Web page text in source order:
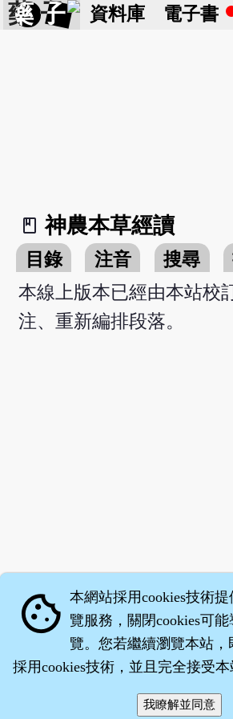
藥 子 資料庫 電子書
book_2
神農本草經讀
目錄 注音 搜尋
本線上版本已經由本站校
注、重新編排段落。
‧沈藥子©2008
cookie 本網站採用cookies技術
覽服務，關閉cookies可
覽。您若繼續瀏覽本站
採用cookies技術，並且完全接受本